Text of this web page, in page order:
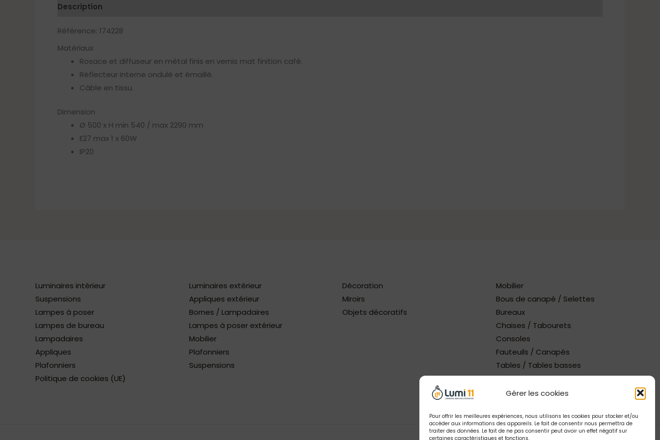
Gérer les cookies
Pour offrir les meilleures expériences, nous utilisons les cookies pour stocker et/ou
accéder aux informations des appareils. Le fait de consentir nous permettra de
traiter des données. Le fait de ne pas consentir peut avoir un effet négatif sur
certaines caractéristiques et fonctions.
Description
Référence: 174228
Matériaux
Rosace et diffuseur en métal finis en vernis mat finition café.
Réflecteur interne ondulé et émaillé.
Câble en tissu.
Dimension
Ø 500 x H min 540 / max 2290 mm
E27 max 1 x 60W
IP20
Luminaires intérieur
Suspensions
Lampes à poser
Lampes de bureau
Lampadaires
Appliques
Plafonniers
Politique de cookies (UE)
Luminaires extérieur
Appliques extérieur
Bornes / Lampadaires
Lampes à poser extérieur
Mobilier
Plafonniers
Suspensions
Décoration
Miroirs
Objets décoratifs
Mobilier
Bous de canapé / Selettes
Bureaux
Chaises / Tabourets
Consoles
Fauteuils / Canapés
Tables / Tables basses